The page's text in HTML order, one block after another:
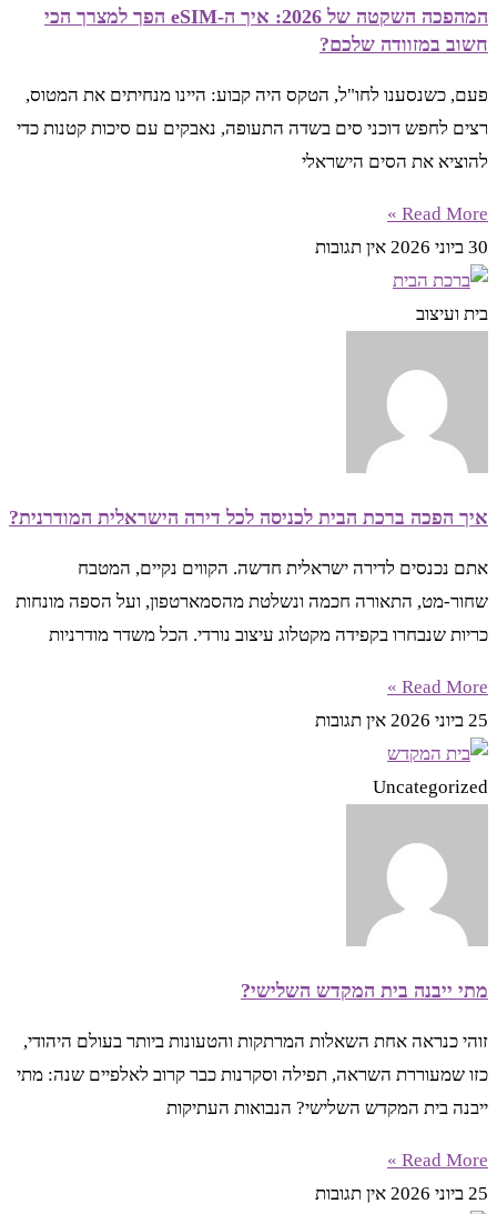
המהפכה השקטה של 2026: איך ה-eSIM הפך למצרך הכי
חשוב במזוודה שלכם?
פעם, כשנסענו לחו"ל, הטקס היה קבוע: היינו מנחיתים את המטוס,
רצים לחפש דוכני סים בשדה התעופה, נאבקים עם סיכות קטנות כדי
להוציא את הסים הישראלי
Read More »
30 ביוני 2026
אין תגובות
בית ועיצוב
איך הפכה ברכת הבית לכניסה לכל דירה הישראלית המודרנית?
אתם נכנסים לדירה ישראלית חדשה. הקווים נקיים, המטבח
שחור-מט, התאורה חכמה ונשלטת מהסמארטפון, ועל הספה מונחות
כריות שנבחרו בקפידה מקטלוג עיצוב נורדי. הכל משדר מודרניות
Read More »
25 ביוני 2026
אין תגובות
Uncategorized
מתי ייבנה בית המקדש השלישי?
זוהי כנראה אחת השאלות המרתקות והטעונות ביותר בעולם היהודי,
כזו שמעוררת השראה, תפילה וסקרנות כבר קרוב לאלפיים שנה: מתי
ייבנה בית המקדש השלישי? הנבואות העתיקות
Read More »
25 ביוני 2026
אין תגובות